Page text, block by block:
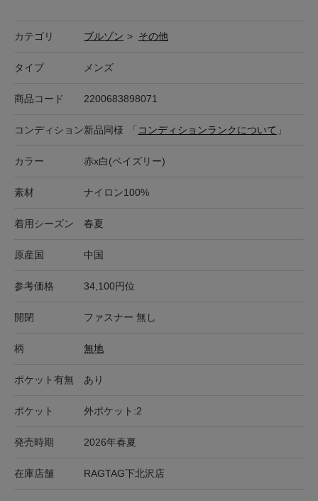
カテゴリ ブルゾン > その他
タイプ メンズ
商品コード 2200683898071
コンディション新品同様 「 コンディションランクについて 」
カラー 赤x白(ペイズリー)
素材 ナイロン100%
着用シーズン 春夏
原産国 中国
参考価格 34,100円位
開閉 ファスナー 無し
柄 無地
ポケット有無 あり
ポケット 外ポケット:2
発売時期 2026年春夏
在庫店舗 RAGTAG下北沢店